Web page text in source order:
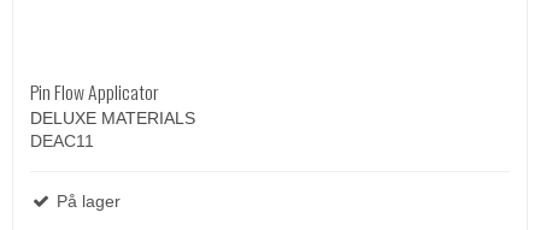
Pin Flow Applicator
DELUXE MATERIALS
DEAC11
På lager